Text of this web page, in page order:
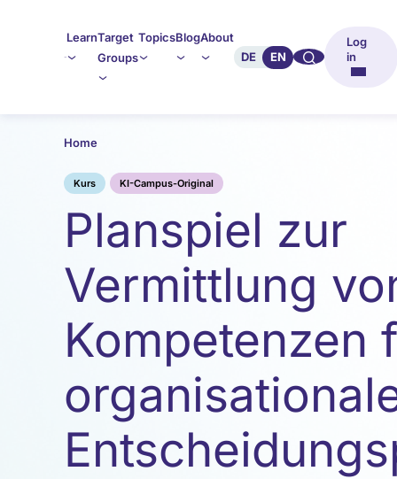
LearnTarget
Groups
TopicsBlogAbout
DE
EN 🔍︎︎
Log
in
Home
Kurs KI-Campus-Original
Planspiel zur
Vermittlung
Kompetenzen